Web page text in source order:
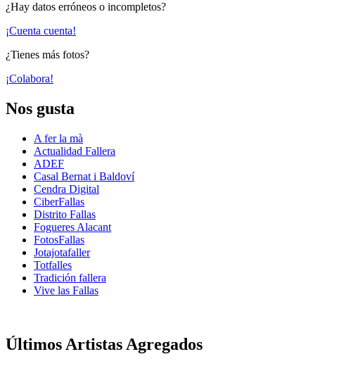
¿Hay datos erróneos o incompletos?
¡Cuenta cuenta!
¿Tienes más fotos?
¡Colabora!
Nos gusta
A fer la mà
Actualidad Fallera
ADEF
Casal Bernat i Baldoví
Cendra Digital
CiberFallas
Distrito Fallas
Fogueres Alacant
FotosFallas
Jotajotafaller
Totfalles
Tradición fallera
Vive las Fallas
Últimos Artistas Agregados